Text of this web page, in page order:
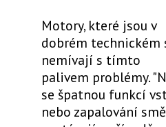
Motory, které jsou v
dobrém
nemívají s tímto
palivem problémy.
se špatnou funkcí
nebo zapalování